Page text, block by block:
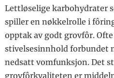
Lettløselige karbohydrater
spiller en nøkkelrolle i
opptak av godt grovfôr.
stivelsesinnhold forbundet
nedsatt vomfunksjon. Det
grovfôrkvaliteten er